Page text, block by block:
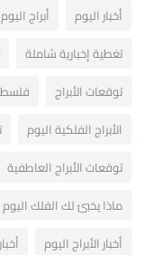
أخبار اليوم أبراج اليوم
تغطية إخبارية شاملة
توقعات الأبراج
الأبراج الفلكية اليوم
توقعات الأبراج العاطفية
ماذا يخبئ لك الفلك اليوم
أخبار الأبراج اليوم